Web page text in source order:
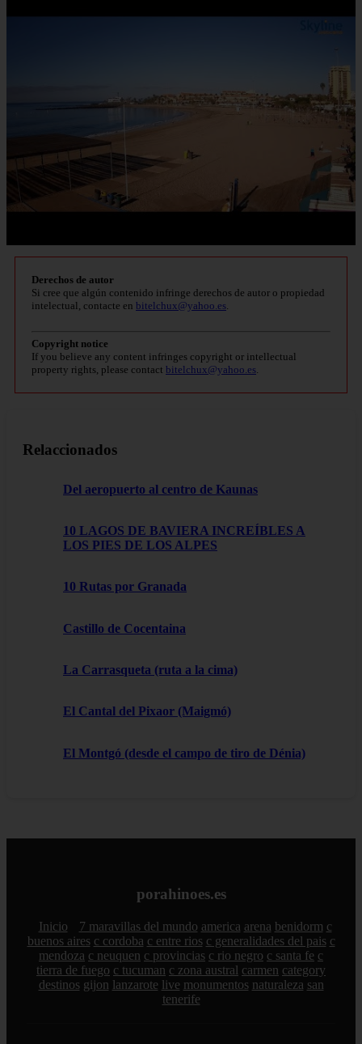
Derechos de autor
Si cree que algún contenido infringe derechos de autor o propiedad
intelectual, contacte en bitelchux@yahoo.es.
Copyright notice
If you believe any content infringes copyright or intellectual
property rights, please contact bitelchux@yahoo.es.
Relaccionados
Del aeropuerto al centro de Kaunas
10 LAGOS DE BAVIERA INCREÍBLES A
LOS PIES DE LOS ALPES
10 Rutas por Granada
Castillo de Cocentaina
La Carrasqueta (ruta a la cima)
El Cantal del Pixaor (Maigmó)
El Montgó (desde el campo de tiro de Dénia)
porahinoes.es
Inicio 7 maravillas del mundo america arena benidorm c
buenos aires c cordoba c entre rios c generalidades del pais c
mendoza c neuquen c provincias c rio negro c santa fe c
tierra de fuego c tucuman c zona austral carmen category
destinos gijon lanzarote live monumentos naturaleza san
tenerife